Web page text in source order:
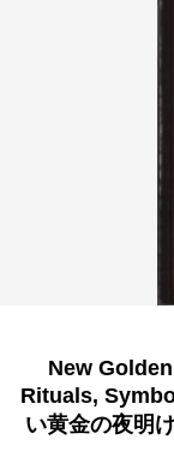
New
Rituals,
い黄金の夜明